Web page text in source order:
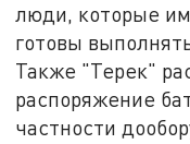
люди, которые
готовы
Также "Терек"
распоряжение
частности